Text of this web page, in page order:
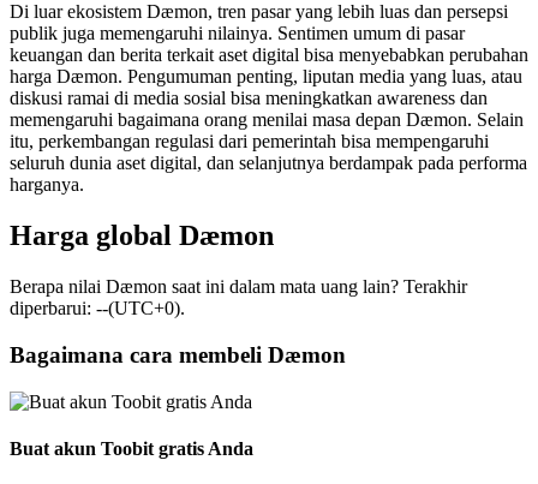
Di luar ekosistem Dæmon, tren pasar yang lebih luas dan persepsi
publik juga memengaruhi nilainya. Sentimen umum di pasar
keuangan dan berita terkait aset digital bisa menyebabkan perubahan
harga Dæmon. Pengumuman penting, liputan media yang luas, atau
diskusi ramai di media sosial bisa meningkatkan awareness dan
memengaruhi bagaimana orang menilai masa depan Dæmon. Selain
itu, perkembangan regulasi dari pemerintah bisa mempengaruhi
seluruh dunia aset digital, dan selanjutnya berdampak pada performa
harganya.
Harga global Dæmon
Berapa nilai Dæmon saat ini dalam mata uang lain? Terakhir
diperbarui: --(UTC+0).
Bagaimana cara membeli Dæmon
Buat akun Toobit gratis Anda